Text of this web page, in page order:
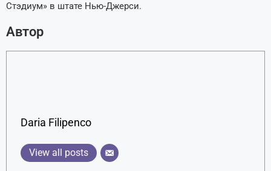
Стэдиум» в штате Нью-Джерси.
Автор
Daria Filipenco
View all posts